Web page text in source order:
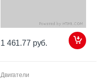
1 461.77 руб.
Двигатели